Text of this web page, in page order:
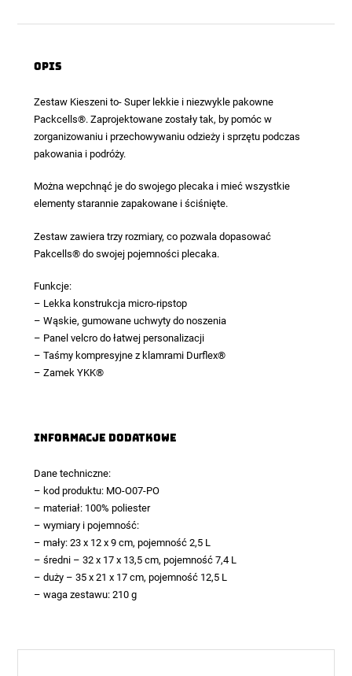
Opis
Zestaw Kieszenito- Super lekkie i niezwykle pakowne
Packcells®. Zaprojektowane zostały tak, by pomóc w
zorganizowaniu i przechowywaniu odzieży i sprzętu podczas
pakowania i podróży.
Można wepchnąć je do swojego plecaka i mieć wszystkie
elementy starannie zapakowane i ściśnięte.
Zestaw zawiera trzy rozmiary, co pozwala dopasować
Pakcells® do swojej pojemności plecaka.
Funkcje:
– Lekka konstrukcja micro-ripstop
– Wąskie, gumowane uchwyty do noszenia
– Panel velcro do łatwej personalizacji
– Taśmy kompresyjne z klamrami Durflex®
– Zamek YKK®
Informacje dodatkowe
Dane techniczne:
– kod produktu: MO-O07-PO
– materiał: 100% poliester
– wymiary i pojemność:
– mały: 23 x 12 x 9 cm, pojemność 2,5 L
– średni – 32 x 17 x 13,5 cm, pojemność 7,4 L
– duży – 35 x 21 x 17 cm, pojemność 12,5 L
– waga zestawu: 210 g